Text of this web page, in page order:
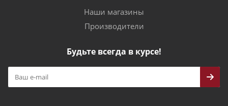
Наши магазины
Производители
Будьте всегда в курсе!